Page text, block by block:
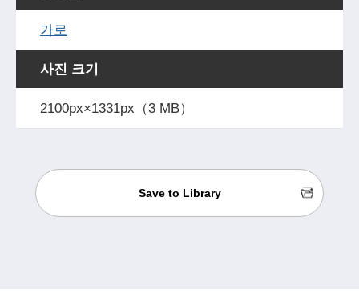
가로
사진 크기
2100px×1331px（3 MB）
Save to Library